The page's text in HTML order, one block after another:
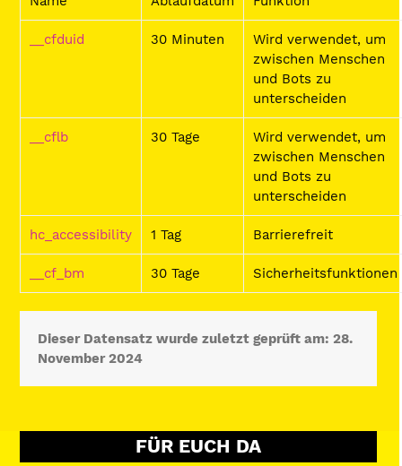
__cfduid 30 Minuten
Wird verwendet, um
zwischen Menschen
und Bots zu
unterscheiden
__cflb 30 Tage
Wird verwendet, um
zwischen Menschen
und Bots zu
unterscheiden
hc_accessibility 1 Tag Barrierefreit
__cf_bm 30 Tage Sicherheitsfunktionen
Dieser Datensatz wurde zuletzt geprüft am: 28.
November 2024
FÜR EUCH DA